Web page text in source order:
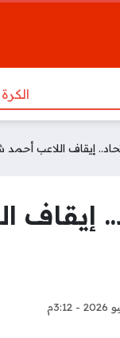
اللاعب أحمد شراحيلي 10 مباريات